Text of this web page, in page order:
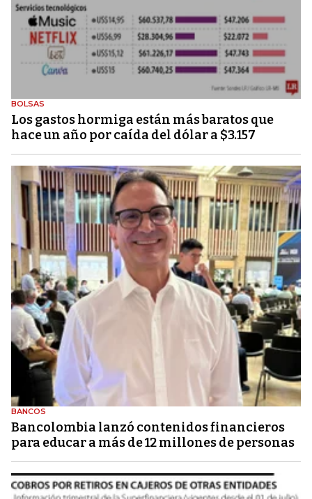
BOLSAS
Los gastos hormiga están más baratos que
hace un año por caída del dólar a $3.157
BANCOS
Bancolombia lanzó contenidos financieros
para educar a más de 12 millones de personas